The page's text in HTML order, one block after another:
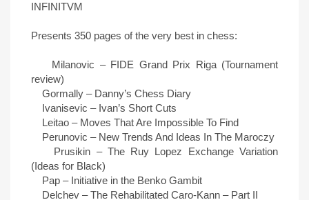
INFINITVM
Presents 350 pages of the very best in chess:
Milanovic – FIDE Grand Prix Riga (Tournament
review)
Gormally – Danny’s Chess Diary
Ivanisevic – Ivan’s Short Cuts
Leitao – Moves That Are Impossible To Find
Perunovic – New Trends And Ideas In The Maroczy
Prusikin – The Ruy Lopez Exchange Variation
(Ideas for Black)
Pap – Initiative in the Benko Gambit
Delchev – The Rehabilitated Caro-Kann – Part II